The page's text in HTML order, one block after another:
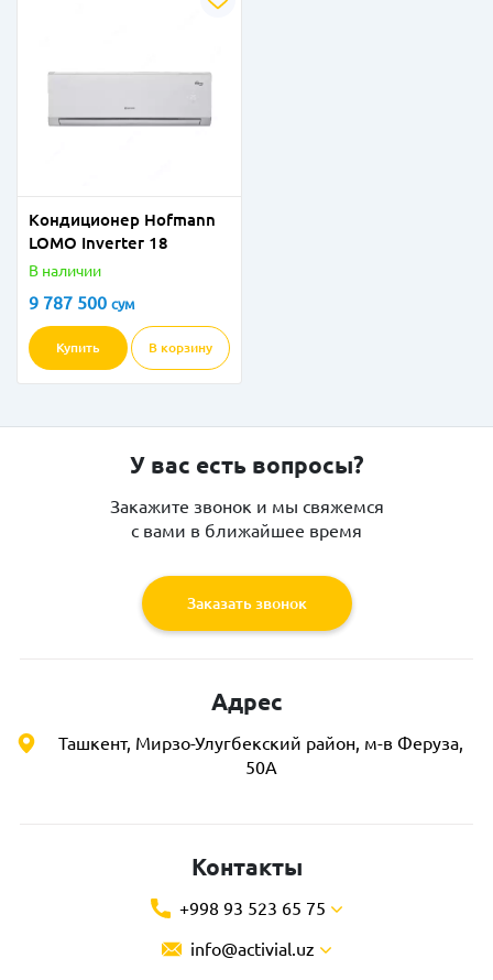
Кондиционер Hofmann
LOMO Inverter 18
В наличии
9 787 500 сум
Купить В корзину
У вас есть вопросы?
Закажите звонок и мы свяжемся
с вами в ближайшее время
Заказать звонок
Адрес
Ташкент, Мирзо-Улугбекский район, м-в Феруза,
50А
Контакты
+998 93 523 65 75
info@activial.uz